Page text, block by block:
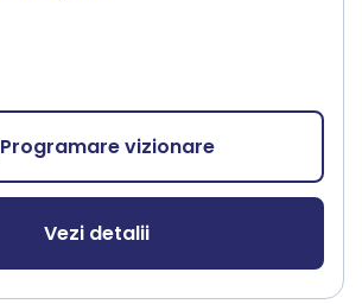
Programare vizionare
Vezi detalii